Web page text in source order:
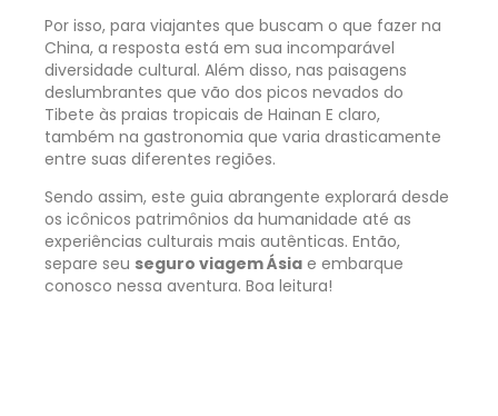
Por isso, para viajantes que buscam o que fazer na
China, a resposta está em sua incomparável
diversidade cultural. Além disso, nas paisagens
deslumbrantes que vão dos picos nevados do
Tibete às praias tropicais de Hainan E claro,
também na gastronomia que varia drasticamente
entre suas diferentes regiões.
Sendo assim, este guia abrangente explorará desde
os icônicos patrimônios da humanidade até as
experiências culturais mais autênticas. Então,
separe seu seguro viagem Ásia e embarque
conosco nessa aventura. Boa leitura!